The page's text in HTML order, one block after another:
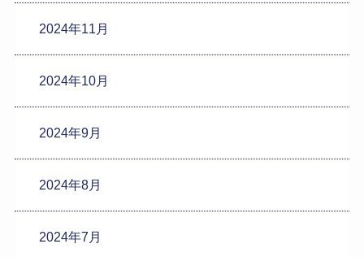
2024年11月
2024年10月
2024年9月
2024年8月
2024年7月